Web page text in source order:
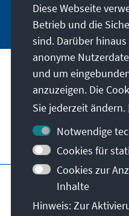
Jetzt
Anschrift
Kontakt
Besuchen Sie auch
Hauptseite der KAS
Erklärung zur
Diese Webseite
Betrieb und die
sind. Darüber
anonyme
und um
anzuzeigen. Die
Sie jederzeit ändern.
Notwendige
Cookies für
Cookies zur
Inhalte
Hinweis: Zur